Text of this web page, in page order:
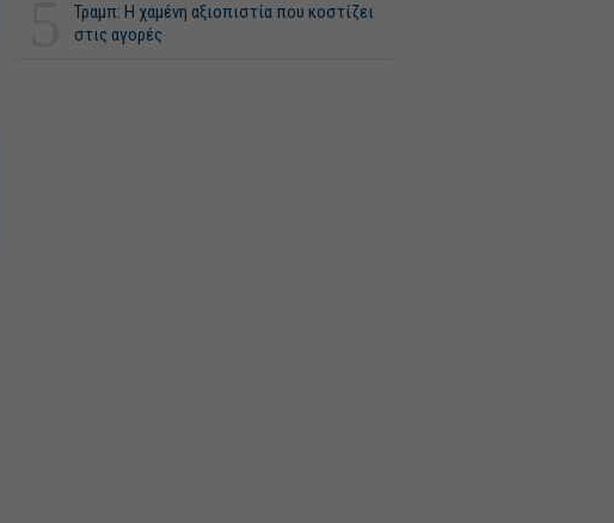
Τραμπ: Η χαμένη αξιοπιστία που κοστίζει
στις αγορές